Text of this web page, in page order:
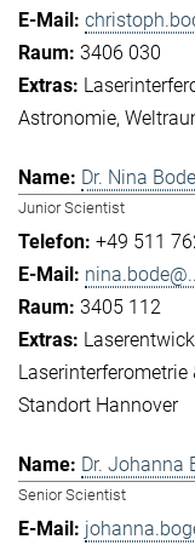
3406 030
Astronomie
Dr. Nina Bode
Junior Scientist
+49 511
3405 112
Standort Hannover
Dr. Johanna
Senior Scientist